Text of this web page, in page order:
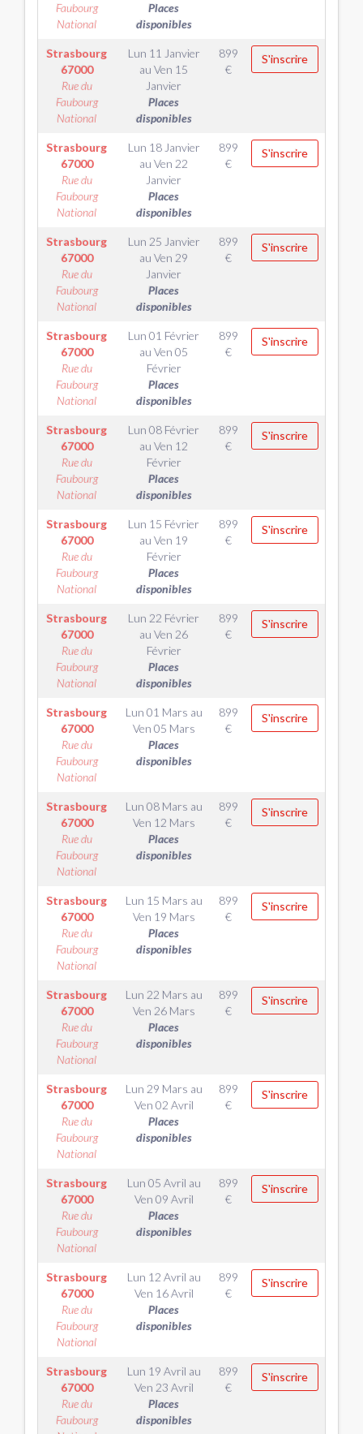
Faubourg
National
Places
disponibles
Strasbourg
67000
Rue du
Faubourg
National
Lun 11 Janvier
au Ven 15
Janvier
Places
disponibles
899
€
S'inscrire
Strasbourg
67000
Rue du
Faubourg
National
Lun 18 Janvier
au Ven 22
Janvier
Places
disponibles
899
€
S'inscrire
Strasbourg
67000
Rue du
Faubourg
National
Lun 25 Janvier
au Ven 29
Janvier
Places
disponibles
899
€
S'inscrire
Strasbourg
67000
Rue du
Faubourg
National
Lun 01 Février
au Ven 05
Février
Places
disponibles
899
€
S'inscrire
Strasbourg
67000
Rue du
Faubourg
National
Lun 08 Février
au Ven 12
Février
Places
disponibles
899
€
S'inscrire
Strasbourg
67000
Rue du
Faubourg
National
Lun 15 Février
au Ven 19
Février
Places
disponibles
899
€
S'inscrire
Strasbourg
67000
Rue du
Faubourg
National
Lun 22 Février
au Ven 26
Février
Places
disponibles
899
€
S'inscrire
Strasbourg
67000
Rue du
Faubourg
National
Lun 01 Mars au
Ven 05 Mars
Places
disponibles
899
€
S'inscrire
Strasbourg
67000
Rue du
Faubourg
National
Lun 08 Mars au
Ven 12 Mars
Places
disponibles
899
€
S'inscrire
Strasbourg
67000
Rue du
Faubourg
National
Lun 15 Mars au
Ven 19 Mars
Places
disponibles
899
€
S'inscrire
Strasbourg
67000
Rue du
Faubourg
National
Lun 22 Mars au
Ven 26 Mars
Places
disponibles
899
€
S'inscrire
Strasbourg
67000
Rue du
Faubourg
National
Lun 29 Mars au
Ven 02 Avril
Places
disponibles
899
€
S'inscrire
Strasbourg
67000
Rue du
Faubourg
National
Lun 05 Avril au
Ven 09 Avril
Places
disponibles
899
€
S'inscrire
Strasbourg
67000
Rue du
Faubourg
National
Lun 12 Avril au
Ven 16 Avril
Places
disponibles
899
€
S'inscrire
Strasbourg
67000
Rue du
Faubourg
Lun 19 Avril au
Ven 23 Avril
Places
disponibles
899
€
S'inscrire